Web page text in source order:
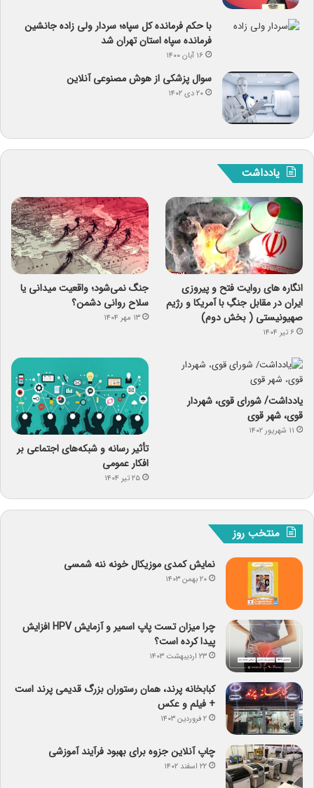
با حکم فرمانده کل سپاه؛ سردار ولی زاده جانشین
فرمانده سپاه استان تهران شد
۱۶ آبان ۱۴۰۰
سوال پزشکی از هوش مصنوعی آنلاین
۲۰ دی ۱۴۰۲
یادداشت
انگاره های روایت فتح و پیروزی
ایران در مقابل جنگِ با آمریکا و رژیم
صهیونیستی ( بخش دوم)
۶ تیر ۱۴۰۴
جنگ نمی‌شود؛ واقعیت میدانی یا
سلاح روانی دشمن؟
۱۳ مهر ۱۴۰۴
یادداشت/ شورای قوی، شهردار
قوی، شهر قوی
۱۱ شهریور ۱۴۰۲
تأثیر رسانه و شبکه‌های اجتماعی بر
افکار عمومی
۲۵ تیر ۱۴۰۴
منتخب روز
نمایش کمدی موزیکال خونه ننه شمسی
۲۰ بهمن ۱۴۰۳
چرا میزان تست پاپ اسمیر و آزمایش HPV افزایش
پیدا کرده است؟
۲۳ اردیبهشت ۱۴۰۳
کبابخانه پرند، همان رستوران بزرگ قدیمی پرند است
+ فیلم و عکس
۲ فروردین ۱۴۰۳
چاپ آنلاین جزوه برای بهبود فرآیند آموزشی
۲۲ اسفند ۱۴۰۲